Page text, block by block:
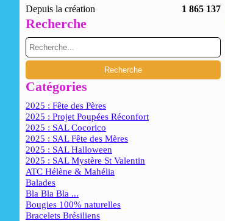
Depuis la création 1 865 137
Recherche
Catégories
2025 : Fête des Pères
2025 : Projet Poupées Réconfort
2025 : SAL Cocorico
2025 : SAL Fête des Mères
2025 : SAL Halloween
2025 : SAL Mystère St Valentin
ATC Hélène & Mahélia
Balades
Bla Bla Bla ...
Bougies 100% naturelles
Bracelets Brésiliens